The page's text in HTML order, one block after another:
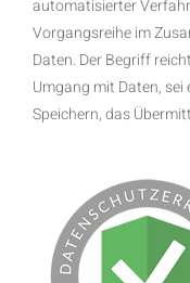
automatisierter
Vorgangsreihe im
Daten. Der Begriff
Umgang mit Daten,
Speichern, das